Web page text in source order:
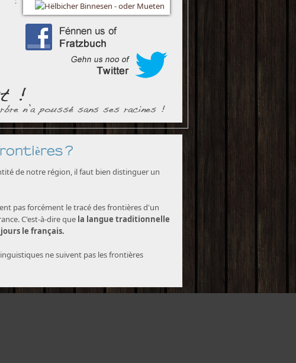
?
de notre région, il faut bien distinguer un
pas forcément le tracé des frontières d'un
C'est-à-dire que la langue traditionnelle
le français.
ne suivent pas les frontières